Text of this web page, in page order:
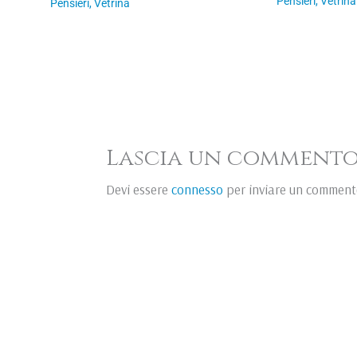
Pensieri,Vetrina
Lascia un
Devi essereconnesso per inviare un